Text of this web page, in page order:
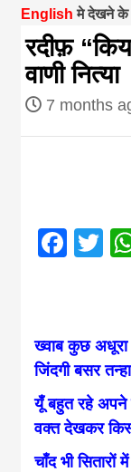
English मे देखने के
रदीफ़
वाणी नित्या
7 months
ख्वाब कुछ अधूरा
जिंदगी बसर
यूँ बहुत रहे अपने
वक्त देखकर
चाँद भी सितारों